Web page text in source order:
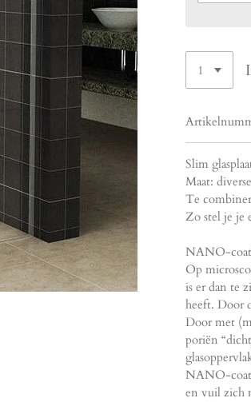
Slim
Maat:
Te
Zo stel je je
NANO-
Op
is er dan te
heeft. Door
Door met
poriën
NANO-
en vuil zich